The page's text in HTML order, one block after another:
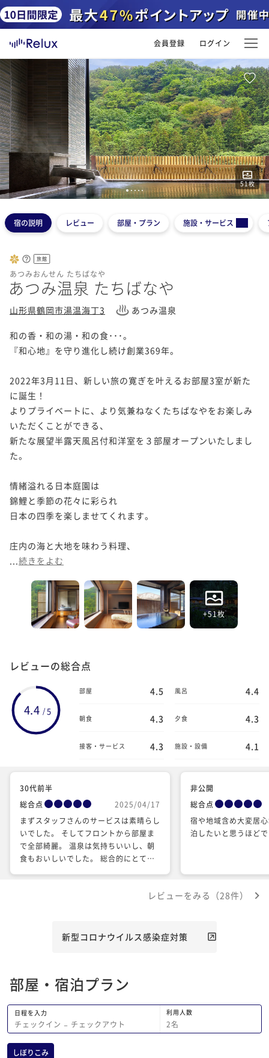
会員登録 ログイン
51枚
1234 5
宿の説明 レビュー 部屋・プラン 施設・サービス
旅館
あつみおんせん たちばなや
あつみ温泉 たちばなや
山形県鶴岡市湯温海丁3 あつみ温泉
和の香・和の湯・和の食･･･。
『和心地』を守り進化し続け創業369年。
2022年3月11日、新しい旅の寛ぎを叶えるお部屋3室が新た
に誕生！
よりプライベートに、より気兼ねなくたちばなやをお楽しみ
いただくことができる、
新たな展望半露天風呂付和洋室を３部屋オープンいたしまし
た。
情緒溢れる日本庭園は
錦鯉と季節の花々に彩られ
日本の四季を楽しませてくれます。
庄内の海と大地を味わう料理、
続きをよむ
+51枚
レビューの総合点
4.4 / 5
部屋 4.5 風呂 4.4
朝食 4.3 夕食 4.3
接客・サービス 4.3 施設・設備 4.1
30代前半
総合点
2025/04/17
まずスタッフさんのサービスは素晴らし
いでした。 そしてフロントから部屋ま
で全部綺麗。 温泉は気持ちいいし、朝
食もおいしいでした。 総合的にとても
非公開
総合点
宿や地域含め大変居
泊したいと思うほど
レビューをみる（28件）
新型コロナウイルス感染症対策
部屋・宿泊プラン
日程を入力
チェックイン − チェックアウト
利用人数
2名
しぼりこみ